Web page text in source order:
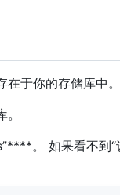
于你的存储库中。
。 如果看不到“